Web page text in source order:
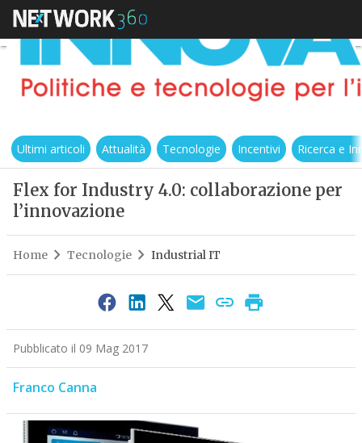
Ultimi articoli Attualità Tecnologie Incentivi Ricerca e
Flex for Industry 4.0: collaborazione per
l’innovazione
Home Tecnologie Industrial IT
Pubblicato il 09 Mag 2017
Franco Canna